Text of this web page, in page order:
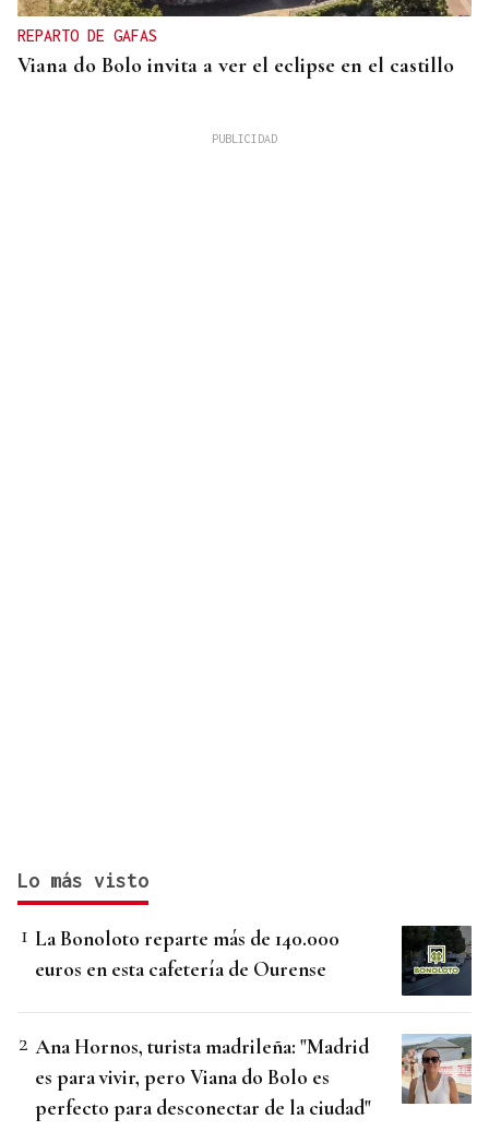
REPARTO DE GAFAS
Viana do Bolo invita a ver el eclipse en el castillo
Lo más visto
La Bonoloto reparte más de 140.000
euros en esta cafetería de Ourense
Ana Hornos, turista madrileña: "Madrid
es para vivir, pero Viana do Bolo es
perfecto para desconectar de la ciudad"